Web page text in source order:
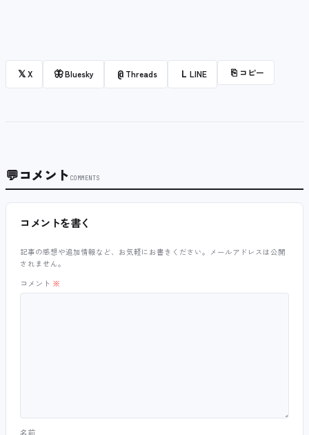
𝕏X 🦋Bluesky @ Threads L LINE ⎘ コピー
💬コメント COMMENTS
コメントを書く
記事の感想や追加情報など、お気軽にお書きください。メールアドレスは公開
されません。
コメント ※
名前